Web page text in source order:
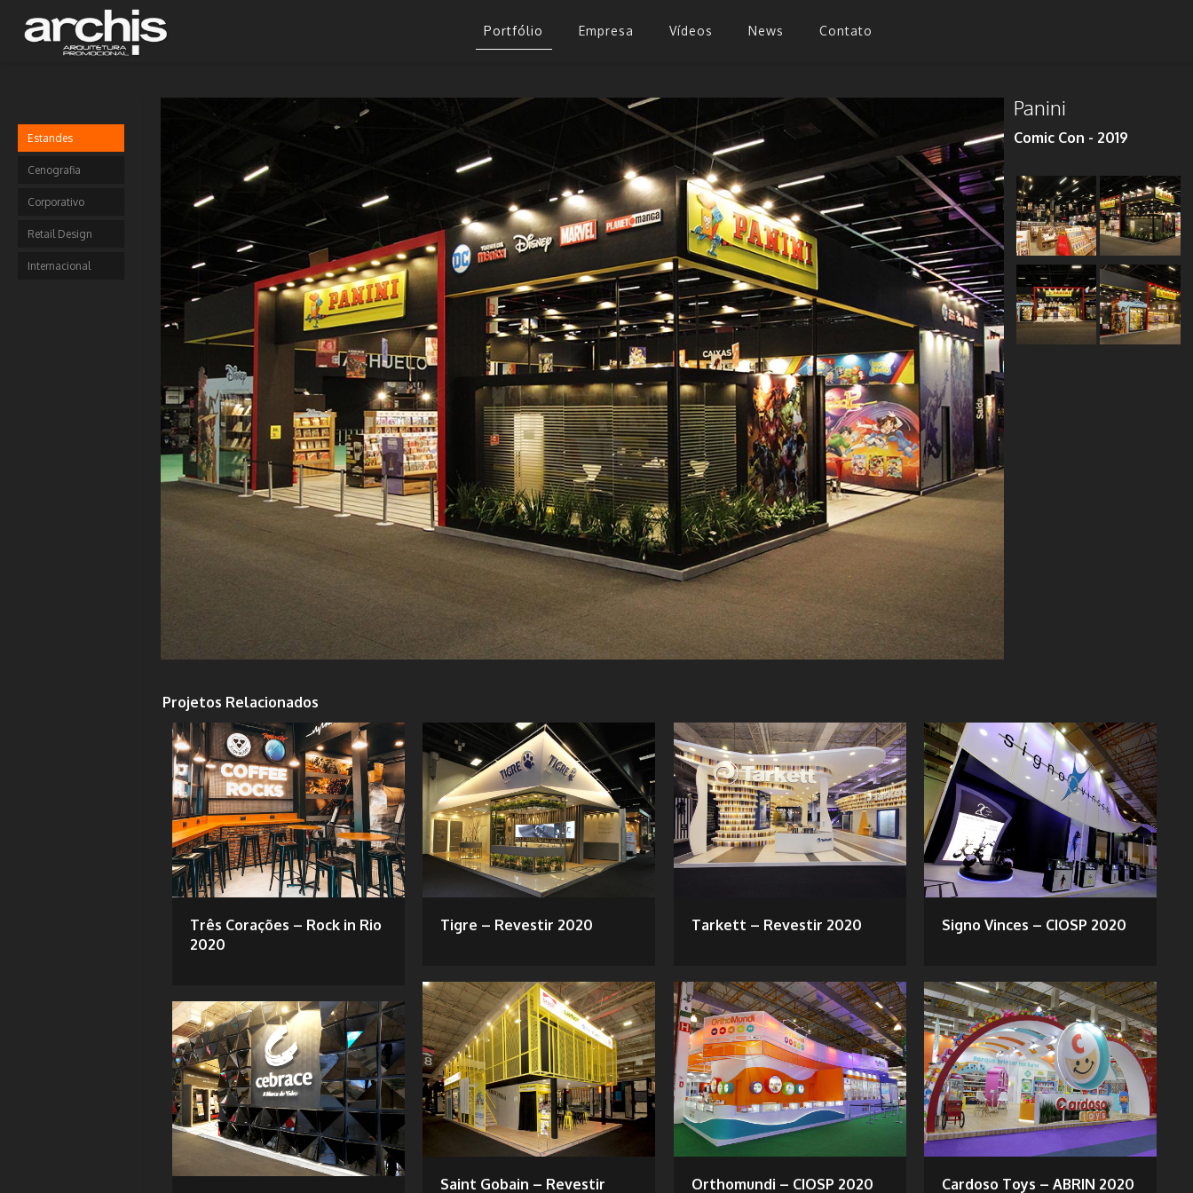
Portfólio Empresa Vídeos News Contato
Panini
Comic Con - 2019
Projetos Relacionados
Três Corações – Rock in Rio
2020
Tigre – Revestir 2020 Tarkett – Revestir 2020 Signo Vinces – CIOSP 2020
Saint Gobain – Revestir Orthomundi – CIOSP 2020 Cardoso Toys – ABRIN 2020
Estandes
Cenografia
Corporativo
Retail Design
Internacional